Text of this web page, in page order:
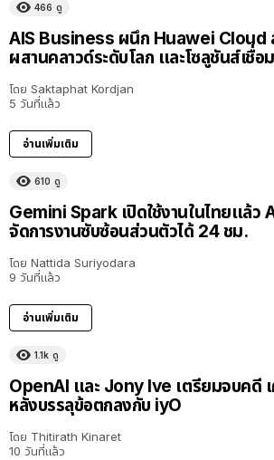
466 ดู
AIS Business ผนึก Huawei Cloud
ผสานคลาวด์ระดับโลก และโซลูชันส์เชื่อ
โดย Saktaphat Kordjan
5 วันที่แล้ว
อ่านเพิ่มเติม
610 ดู
Gemini Spark เปิดใช้งานในไทยแล้ว
จัดการงานซับซ้อนส่วนตัวได้ 24 ชม.
โดย Nattida Suriyodara
9 วันที่แล้ว
อ่านเพิ่มเติม
1.1k ดู
OpenAI และ Jony Ive เตรียมจบคดี
หลังบรรลุข้อตกลงกับ iyO
โดย Thitirath Kinaret
10 วันที่แล้ว